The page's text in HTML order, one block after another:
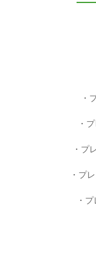
プ
プ
プ